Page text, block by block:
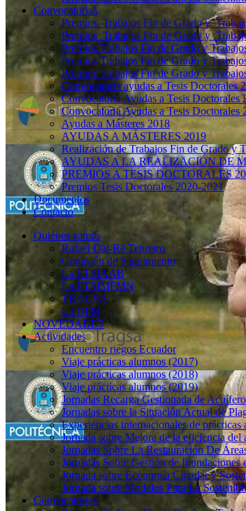
Convocatorias
Premios Trabajos Fin de Grado y
Premios Trabajos Fin de Grado y
Premios Trabajos Fin de Grado y
Premios Trabajos Fin de Grado y
Premios Trabajos Fin de Grado y
Convocatoria ayudas a Tesis Doctorales
Convocatoria Ayudas a Tesis Doctorales
Convocatoria Ayudas a Tesis Doctorales
Ayudas a Másteres 2018
AYUDAS A MÁSTERES 2019
Realización de Trabajos Fin de Grado y
AYUDAS A LA REALIZACIÓN DE
PREMIOS A TESIS DOCTORALES
Premios Tesis Doctorales 2020-2021
Documentos
Contacto
Quiénes somos
Rafael Dal-Ré Tenreiro
Comisión de Seguimiento
La ETSIAAB
La ETSIMFMN
TRAGSA
La UPM
NOVEDADES
Actividades
Encuentro riegos Ecuador
Viaje prácticas alumnos (2017)
Viaje prácticas alumnos (2018)
Viaje prácticas alumnos (2019)
Jornadas Recarga Gestionada de
Jornadas sobre la Situación Actual de
Experiencias internacionales de
Jornada sobre Mejora de la eficiencia
Jornadas Sobre La Restauración De
Jornadas Sobre Gestión de
Jornada sobre Economía Circular y
Jornada sobre Modelos Para La
Convocatorias